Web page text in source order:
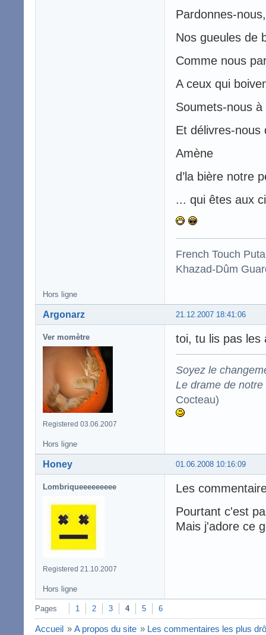
Pardonnes-nous,
Nos gueules de
Comme nous
A ceux qui
Soumets-nous
Et délivres-nous
Amène
d’la bière notre
... qui êtes aux
French Touch
Khazad-Dûm
Hors ligne
21.12.2007 18:41:06
Argonarz
Ver momètre
Registered 03.06.2007
toi, tu lis pas les
Soyez le
Le drame de
Cocteau)
Hors ligne
01.06.2008 10:16:09
Honey
Lombriqueeeeeeeee
Registered 21.10.2007
Les
Pourtant c'est
Mais j'adore ce
Hors ligne
Pages 1 2 3 4 5 6
Accueil » A propos du site » Les commentaires les plus